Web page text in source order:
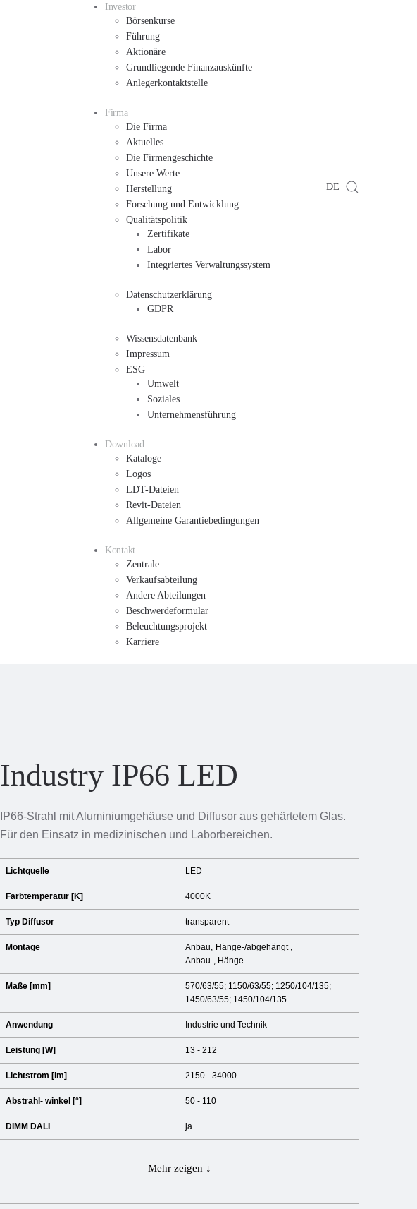
Investor
Börsenkurse
Führung
Aktionäre
Grundliegende Finanzauskünfte
Anlegerkontaktstelle
Firma
Die Firma
Aktuelles
Die Firmengeschichte
Unsere Werte
Herstellung
Forschung und Entwicklung
Qualitätspolitik
Zertifikate
Labor
Integriertes Verwaltungssystem
Datenschutzerklärung
GDPR
Wissensdatenbank
Impressum
ESG
Umwelt
Soziales
Unternehmensführung
Download
Kataloge
Logos
LDT-Dateien
Revit-Dateien
Allgemeine Garantiebedingungen
Kontakt
Zentrale
Verkaufsabteilung
Andere Abteilungen
Beschwerdeformular
Beleuchtungsprojekt
Karriere
DE
Industry IP66 LED
IP66-Strahl mit Aluminiumgehäuse und Diffusor aus gehärtetem Glas.
Für den Einsatz in medizinischen und Laborbereichen.
Lichtquelle LED
Farbtemperatur [K] 4000K
Typ Diffusor transparent
Montage Anbau
Hänge-/abgehängt
Anbau-, Hänge-
Maße [mm]
570/63/55; 1150/63/55; 1250/104/135;
1450/63/55; 1450/104/135
Anwendung Industrie und Technik
Leistung [W] 13 - 212
Lichtstrom [lm] 2150 - 34000
Abstrahl- winkel [°] 50 - 110
DIMM DALI ja
Mehr zeigen ↓